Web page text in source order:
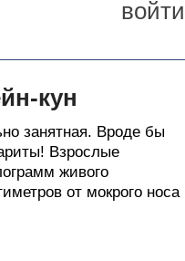
войти
кун
занятная. Вроде бы
Взрослые
живого
от мокрого носа